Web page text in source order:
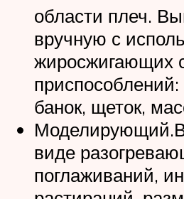
области плеч.
вручную с
жиросжигающих
банок, щеток,
виде
поглаживаний,